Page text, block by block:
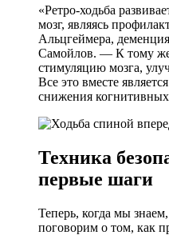
«Ретро-ходьба
мозг, являясь
Альцгеймера,
Самойлов. — К тому же
стимуляцию мозга,
Все это вместе
снижения
Техника
первые шаги
Теперь, когда мы
поговорим о том, как